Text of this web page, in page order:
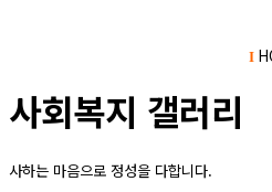
I
사회복지 갤
사하는 마음으로 정성을 다합니다.